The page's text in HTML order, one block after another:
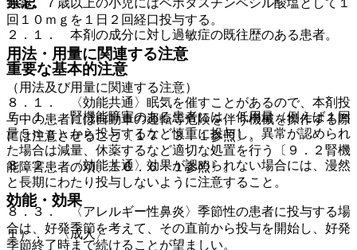
２．１． 本剤の成分に対し過敏症の既往歴のある患者。
重要な基本的注意
８．１． 〈効能共通〉眠気を催すことがあるので、本剤投
与中の患者には自動車の運転等危険を伴う機械を操作する際
には注意させること〔１７．３．１参照〕。
８．２． 〈効能共通〉効果が認められない場合には、漫然
と長期にわたり投与しないように注意すること。
８．３． 〈アレルギー性鼻炎〉季節性の患者に投与する場
合は、好発季節を考えて、その直前から投与を開始し、好発
季節終了時まで続けることが望ましい。
通常、７歳以上の小児にはベポタスチンベシル酸塩として１
回１０ｍｇを１日２回経口投与する。
用法・用量に関連する注意
（用法及び用量に関連する注意）
７．１． 腎機能障害のある患者には、低用量（例えば１回
量５ｍｇ）から投与するなど慎重に投与し、異常が認められ
た場合は減量、休薬するなど適切な処置を行う〔９．２腎機
能障害患者の項、１６．６．１参照〕。
効能・効果
１）． 〈成人〉